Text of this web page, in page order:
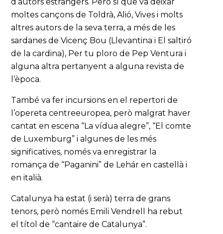
moltes cançons de Toldrà, Alió, Vives i molts
altres autors de la seva terra, a més de les
sardanes de Vicenç Bou (Llevantina i El saltiró
de la cardina), Per tu ploro de Pep Ventura i
alguna altra pertanyent a alguna revista de
l’època.
També va fer incursions en el repertori de
l’opereta centreeuropea, però malgrat haver
cantat en escena “La vídua alegre”, “El comte
de Luxemburg” i algunes de les més
significatives, només va enregistrar la
romança de “Paganini” de Lehár en castellà i
en italià.
Catalunya ha estat (i serà) terra de grans
tenors, però només Emili Vendrell ha rebut
el títol de “cantaire de Catalunya”.